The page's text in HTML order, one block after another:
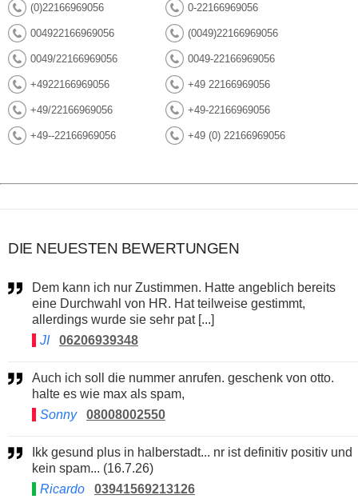
(0)22166969056 0-22166969056
004922166969056 (0049)22166969056
0049/22166969056 0049-22166969056
+4922166969056 +49 22166969056
+49/22166969056 +49-22166969056
+49--22166969056 +49 (0) 22166969056
DIE NEUESTEN BEWERTUNGEN
Dem kann ich nur Zustimmen. Hatte angeblich bereits
eine Durchwahl von HR. Hat teilweise gestimmt,
allerdings wurde sie sehr pat [...]
JI
06206939348
Auch ich soll die nummer anrufen. geschenk von otto.
halte es wie max als spam,
Sonny
08008002550
kein spam... (16.7.26)
Ricardo
03941569213126